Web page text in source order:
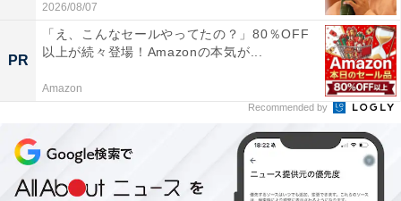
A post shared by 水卜 麻美 (@mito_meat)
現在の水卜さんは、朝の顔として『ZIP!』の総合司会を
担当。その他にも『有吉ゼミ』『午前0時の森』といっ
2026/08/07
PR
「え、こんなセールやってたの？」80％OFF
以上が続々登場！Amazonの本気が...
Amazon
Recommended by